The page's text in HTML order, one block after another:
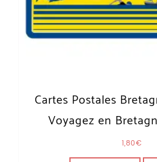
Cartes Postales
Voyagez en
1,80€